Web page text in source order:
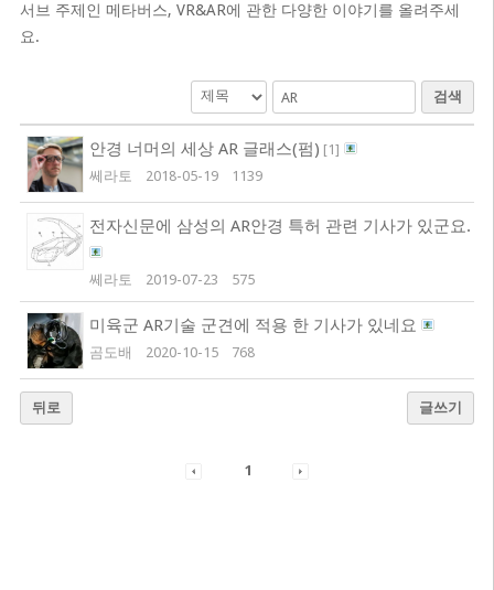
서브 주제인 메타버스, VR&AR에 관한 다양한 이야기를 올려주세
요.
검색
안경 너머의 세상 AR 글래스(펌) [1]
쎄라토
2018-05-19 1139
전자신문에 삼성의 AR안경 특허 관련 기사가 있군요.
쎄라토 2019-07-23 575
미육군 AR기술 군견에 적용 한 기사가 있네요
곰도배 2020-10-15 768
뒤로 글쓰기
1